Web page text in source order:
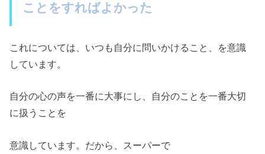
ことをすればよかった
これについては、いつも自分に問いかけること、を意識
しています。
自分の心の声を一番に大事にし、自分のことを一番大切
に扱うことを
意識しています。だから、スーパーで